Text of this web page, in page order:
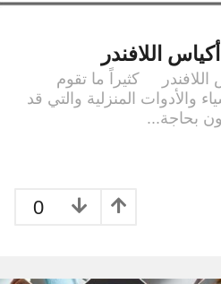
اللافندر
اللافندر كثيراً ما تقوم
والأدوات المنزلية والتي قد
بحاجة...
0